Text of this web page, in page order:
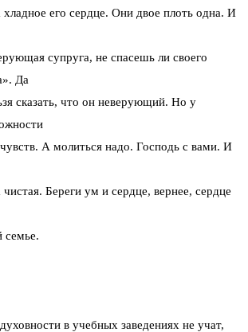
хладное его сердце. Они двое плоть одна. И
супруга, не спасешь ли своего
Да
сказать, что он неверующий. Но у
А молиться надо. Господь с вами. И
Береги ум и сердце, вернее, сердце
семье.
в учебных заведениях не учат,